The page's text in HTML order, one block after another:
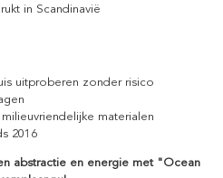
in Scandinavië
uitproberen zonder risico
materialen
2016
abstractie en energie met "Ocean